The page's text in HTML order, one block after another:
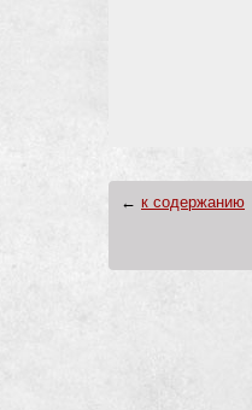
← к содержанию